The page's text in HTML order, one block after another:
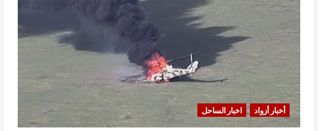
أخبار أزواد اخبار الساحل